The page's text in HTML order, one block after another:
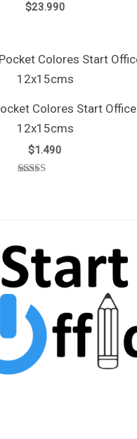
$23.990
Colores Start Office
12x15cms
$1.490